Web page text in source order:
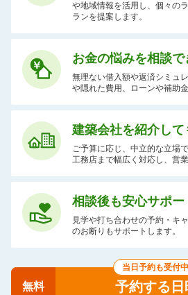
や地域情報を活用し、個々の
ランを提案します。
お金の悩みを相談で
無理ない借入額や返済シミュ
や隠れた費用、ローンや補助
建築会社を紹介して
ご予算に応じ、中立的な立場
工務店まで幅広く対応し、営
相談後も安心サポー
見学や打ち合わせの予約・キ
のお断りもサポートします。
当日予約も受付中
無料 予約する日